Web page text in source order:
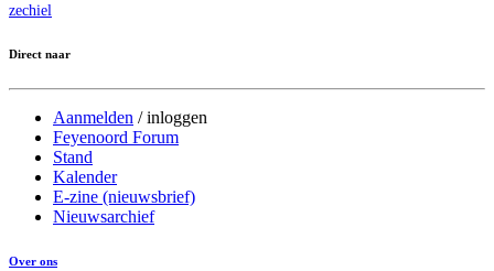
zechiel
Direct naar
Aanmelden /inloggen
Feyenoord Forum
Stand
Kalender
E-zine (nieuwsbrief)
Nieuwsarchief
Over ons